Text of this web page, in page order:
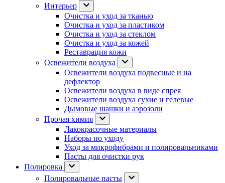
Интерьер
Очистка и уход за тканью
Очистка и уход за пластиком
Очистка и уход за стеклом
Очистка и уход за кожей
Реставрация кожи
Освежители воздуха
Освежители воздуха подвесные и на
дефлектор
Освежители воздуха в виде спрея
Освежители воздуха сухие и гелевые
Дымовые шашки и аэрозоли
Прочая химия
Лакокрасочные материалы
Наборы по уходу
Уход за микрофибрами и полировальниками
Пасты для очистки рук
Полировка
Полировальные пасты